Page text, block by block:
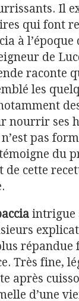
Il
qui font
à l’époque
de
raconte
les
nourrir ses
pas
du
de cette
intrigue
répandue
Très fine,
après
d’une